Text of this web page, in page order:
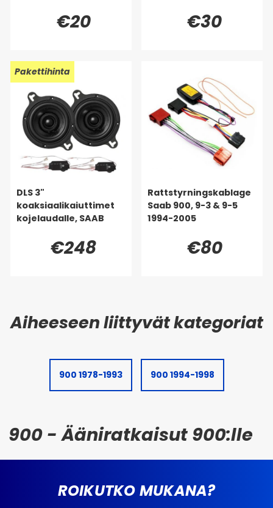
€20 €30
Pakettihinta
DLS 3"
koaksiaalikaiuttimet
kojelaudalle, SAAB
€248
Rattstyrningskablage
Saab 900, 9-3 & 9-5
1994-2005
€80
900 1978-1993 900 1994-1998
900 - Ääniratkaisut 900:lle
ROIKUTKO MUKANA?